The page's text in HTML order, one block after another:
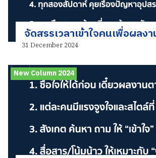
จัดสรรเวลาเข้าใจคนเพื่อผลง
31 December 2024
New Column 2024